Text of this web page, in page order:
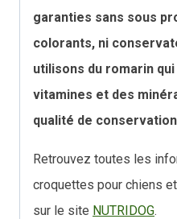
garanties sans sous
colorants, ni
utilisons du romarin
vitamines et des
qualité de
Retrouvez toutes les
croquettes pour chiens
sur le site NUTRIDOG.